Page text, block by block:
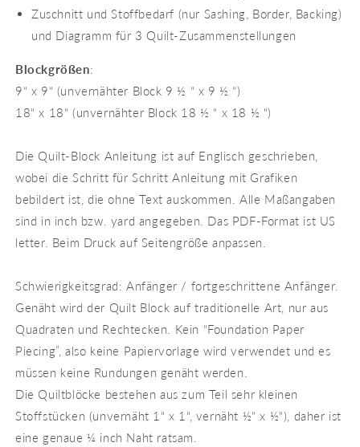
Zuschnitt und Stoffbedarf (nur Sashing, Border, Backing)
und Diagramm für 3 Quilt-Zusammenstellungen
Blockgrößen:
9“ x 9“ (unvernähter Block 9 ½ “ x 9 ½ “)
18“ x 18“ (unvernähter Block 18 ½ “ x 18 ½ “)
Die Quilt-Block Anleitung ist auf Englisch geschrieben,
wobei die Schritt für Schritt Anleitung mit Grafiken
bebildert ist, die ohne Text auskommen. Alle Maßangaben
sind in inch bzw. yard angegeben. Das PDF-Format ist US
letter. Beim Druck auf Seitengröße anpassen.
Schwierigkeitsgrad: Anfänger / fortgeschrittene Anfänger.
Genäht wird der Quilt Block auf traditionelle Art, nur aus
Quadraten und Rechtecken. Kein “Foundation Paper
Piecing”, also keine Papiervorlage wird verwendet und es
müssen keine Rundungen genäht werden.
Die Quiltblöcke bestehen aus zum Teil sehr kleinen
Stoffstücken (unvernäht 1“ x 1“, vernäht ½“ x ½“), daher ist
eine genaue ¼ inch Naht ratsam.